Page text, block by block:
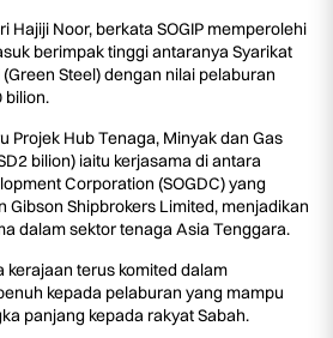
Hajiji Noor, berkata SOGIP memperolehi
berimpak tinggi antaranya Syarikat
Steel) dengan nilai pelaburan
bilion.
Projek Hub Tenaga, Minyak dan Gas
bilion) iaitu kerjasama di antara
Corporation (SOGDC) yang
Gibson Shipbrokers Limited, menjadikan
dalam sektor tenaga Asia Tenggara.
kerajaan terus komited dalam
kepada pelaburan yang mampu
panjang kepada rakyat Sabah.